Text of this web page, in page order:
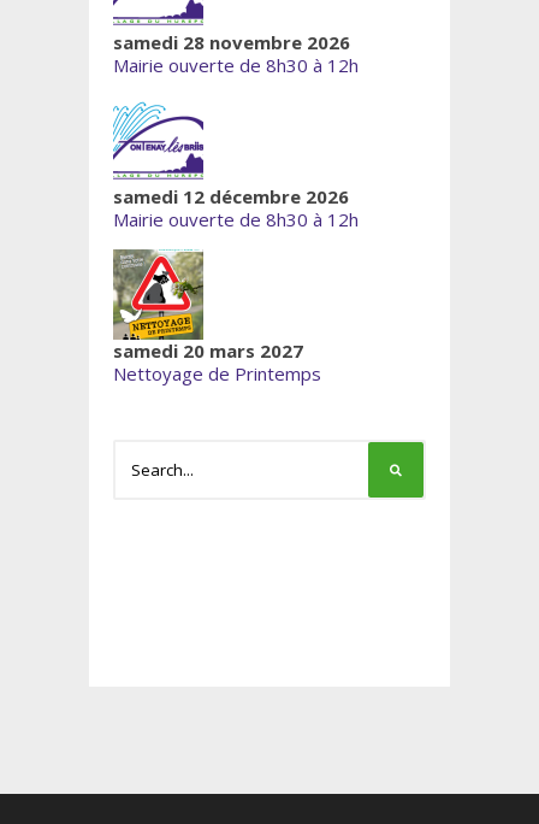
samedi 28 novembre 2026
Mairie ouverte de 8h30 à 12h
samedi 12 décembre 2026
Mairie ouverte de 8h30 à 12h
samedi 20 mars 2027
Nettoyage de Printemps